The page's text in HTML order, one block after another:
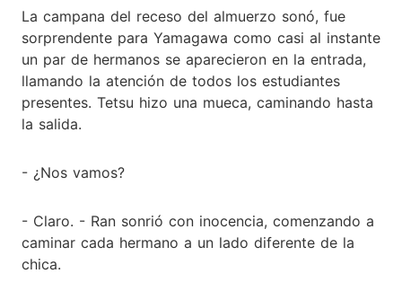
La campana del receso del almuerzo sonó, fue
sorprendente para Yamagawa como casi al instante
un par de hermanos se aparecieron en la entrada,
llamando la atención de todos los estudiantes
presentes. Tetsu hizo una mueca, caminando hasta
la salida.
- ¿Nos vamos?
- Claro. - Ran sonrió con inocencia, comenzando a
caminar cada hermano a un lado diferente de la
chica.